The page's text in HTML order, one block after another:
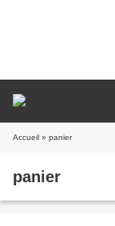
Accueil » panier
panier